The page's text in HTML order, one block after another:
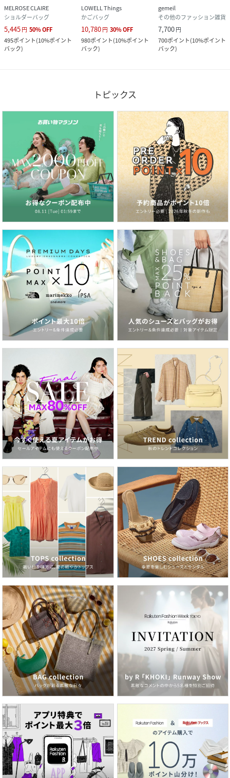
MELROSE CLAIRE
ショルダーバッグ
5,445円 50%OFF
495ポイント(10%ポイント
バック)
LOWELL Things
かごバッグ
10,780円 30%OFF
980ポイント(10%ポイント
バック)
gemeil
その他のファッション雑貨
7,700円
700ポイント(10%ポイント
バック)
トピックス